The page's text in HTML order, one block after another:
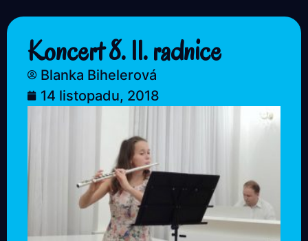
Koncert 8. 11. radnice
Blanka Bihelerová
14 listopadu, 2018